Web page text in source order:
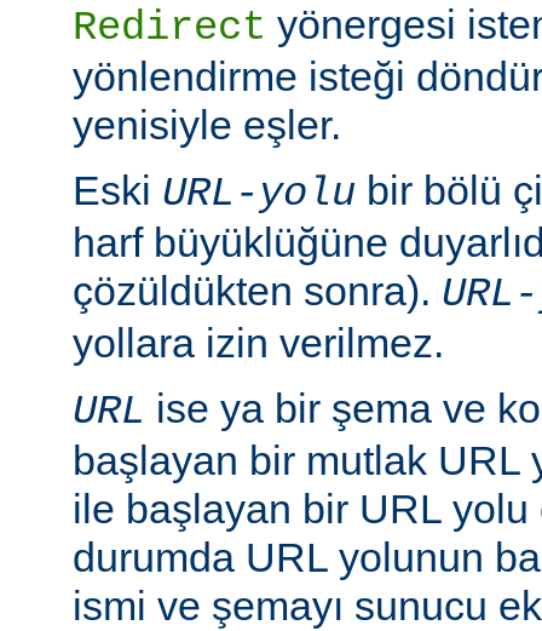
Redirect yönergesi
yönlendirme isteği
yenisiyle eşler.
Eski URL-yolu bir bölü
harf büyüklüğüne
çözüldükten sonra).
yollara izin verilmez.
URL ise ya bir şema ve
başlayan bir mutlak URL
ile başlayan bir URL
durumda URL yolunun
ismi ve şemayı sunucu